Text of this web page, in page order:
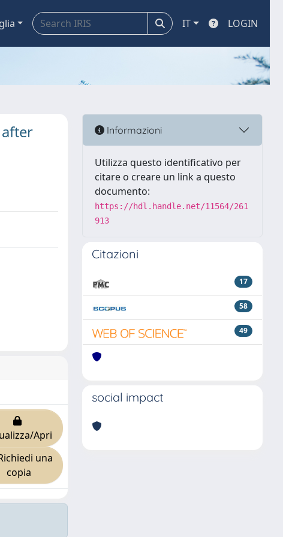
IT LOGIN
Apri
una
copia
Informazioni
Utilizza questo identificativo per
citare o creare un link a questo
documento:
https://hdl.handle.net/11564/261
913
Citazioni
17
58
49
social impact